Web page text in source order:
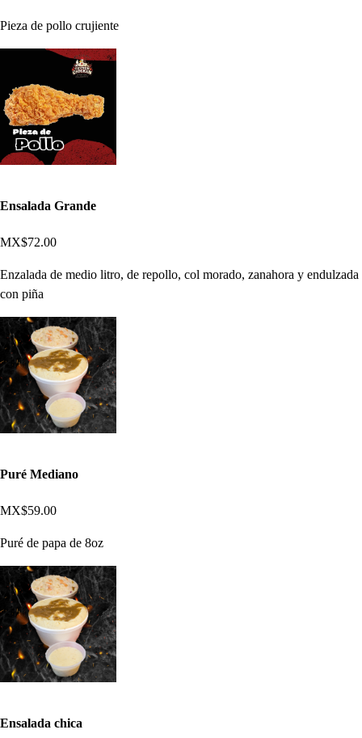
Pieza de pollo crujiente
Ensalada Grande
MX$72.00
Enzalada de medio litro, de repollo, col morado, zanahora y endulzada
con piña
Puré Mediano
MX$59.00
Puré de papa de 8oz
Ensalada chica